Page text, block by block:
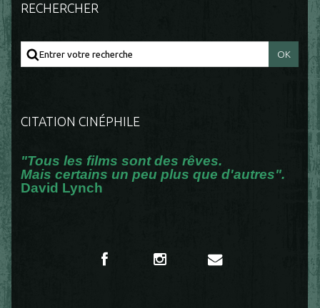
RECHERCHER
CITATION CINÉPHILE
"Tous les films sont des rêves.
Mais certains un peu plus que d'autres".
David Lynch